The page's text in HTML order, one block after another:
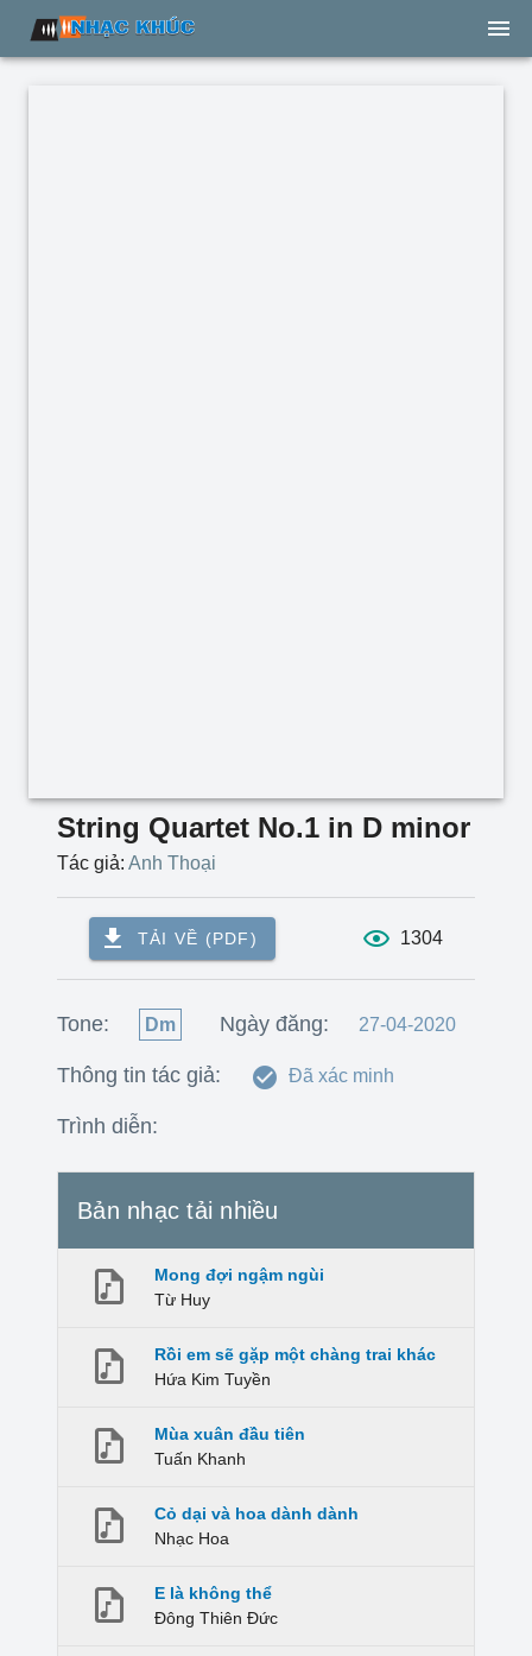
String Quartet No.1 in D minor
Tác giả: Anh Thoại
TẢI VỀ (PDF) 1304
Tone: Dm Ngày đăng: 27-04-2020
Thông tin tác giả: Đã xác minh
Trình diễn:
Bản nhạc tải nhiều
Mong đợi ngậm ngùi
Từ Huy
Rồi em sẽ gặp một chàng trai khác
Hứa Kim Tuyền
Mùa xuân đầu tiên
Tuấn Khanh
Cỏ dại và hoa dành dành
Nhạc Hoa
E là không thể
Đông Thiên Đức